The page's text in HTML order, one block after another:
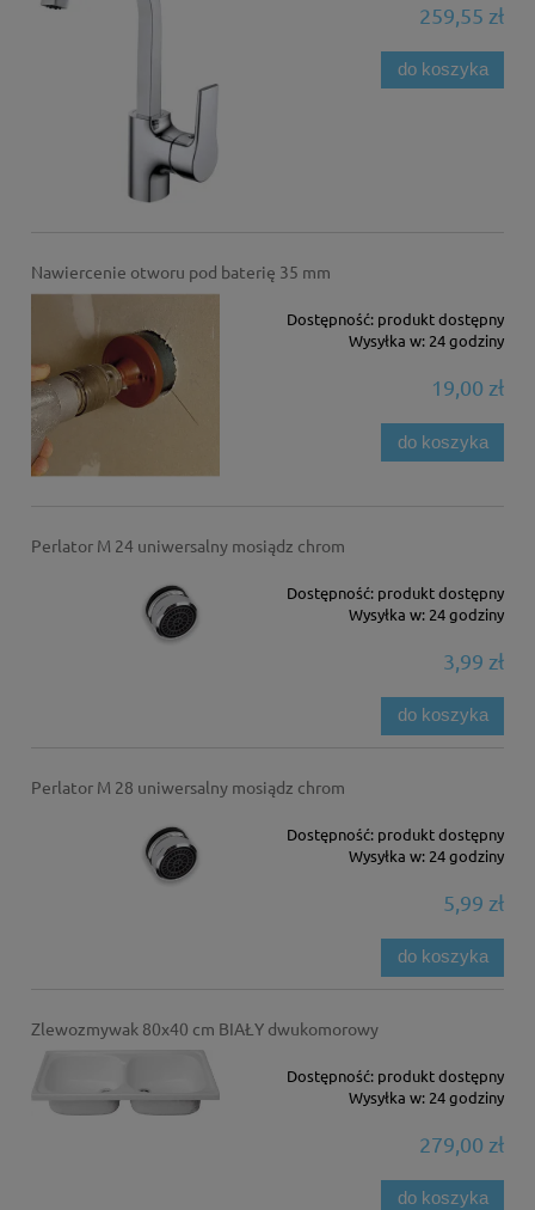
259,55 zł
do koszyka
Nawiercenie otworu pod baterię 35 mm
Dostępność: produkt dostępny
Wysyłka w: 24 godziny
19,00 zł
do koszyka
Perlator M 24 uniwersalny mosiądz chrom
Dostępność: produkt dostępny
Wysyłka w: 24 godziny
3,99 zł
do koszyka
Perlator M 28 uniwersalny mosiądz chrom
Dostępność: produkt dostępny
Wysyłka w: 24 godziny
5,99 zł
do koszyka
Zlewozmywak 80x40 cm BIAŁY dwukomorowy
Dostępność: produkt dostępny
Wysyłka w: 24 godziny
279,00 zł
do koszyka